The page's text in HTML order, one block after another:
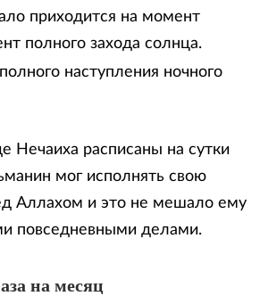
приходится на момент
полного захода солнца.
наступления ночного
Нечаиха расписаны на сутки
мог исполнять свою
Аллахом и это не мешало ему
повседневными делами.
на месяц